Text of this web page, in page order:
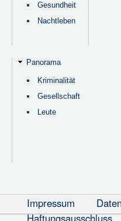
Gesundheit
Nachtleben
Panorama
Kriminalität
Gesellschaft
Leute
Impressum
Haftungsausschluss